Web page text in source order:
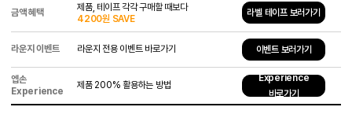
금액 혜택
제품, 테이프 각각 구매할 때보다
4200원 SAVE
라벨 테이프 보러가기
라운지 이벤트 라운지 전용 이벤트 바로가기 이벤트 보러가기
엡손
Experience
제품 200% 활용하는 방법
Experience
바로가기